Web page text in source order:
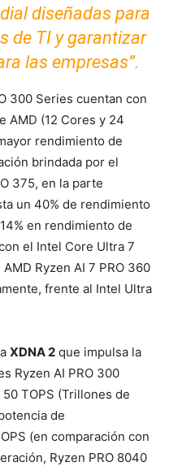
diseñadas para
de TI y garantizar
las empresas”.
300 Series cuentan con
AMD (12 Cores y 24
rendimiento de
brindada por el
375, en la parte
un 40% de rendimiento
en rendimiento de
el Intel Core Ultra 7
Ryzen AI 7 PRO 360
frente al Intel Ultra
XDNA 2 que impulsa la
Ryzen AI PRO 300
TOPS (Trillones de
de
(en comparación con
Ryzen PRO 8040